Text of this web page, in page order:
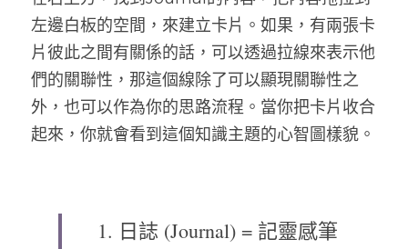
左邊白板的空間，來建立卡片。如果，有兩張卡
片彼此之間有關係的話，可以透過拉線來表示他
們的關聯性，那這個線除了可以顯現關聯性之
外，也可以作為你的思路流程。當你把卡片收合
起來，你就會看到這個知識主題的心智圖樣貌。
日誌 (Journal) = 記靈感筆